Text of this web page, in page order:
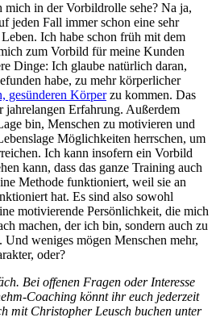
in der Vorbildrolle sehe? Na ja,
jeden Fall immer schon eine sehr
Ich habe schon früh mit dem
zum Vorbild für meine Kunden
Dinge: Ich glaube natürlich daran,
habe, zu mehr körperlicher
gesünderen Körperzu kommen. Das
jahrelangen Erfahrung. Außerdem
bin, Menschen zu motivieren und
Möglichkeiten herrschen, um
Ich kann insofern ein Vorbild
kann, dass das ganze Training auch
Methode funktioniert, weil sie an
hat. Es sind also sowohl
motivierende Persönlichkeit, die mich
machen, der ich bin, sondern auch zu
weniges mögen Menschen mehr,
oder?
Bei offenen Fragen oder Interesse
Coaching könnt ihr euch jederzeit
mit Christopher Leusch buchen unter